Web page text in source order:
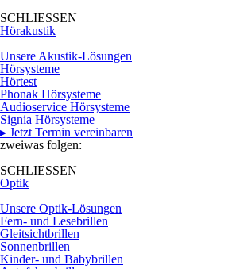
SCHLIESSEN
Hörakustik
Unsere Akustik-Lösungen
Hörsysteme
Hörtest
Phonak Hörsysteme
Audioservice Hörsysteme
Signia Hörsysteme
▸ Jetzt Termin vereinbaren
zweiwas folgen:
SCHLIESSEN
Optik
Unsere Optik-Lösungen
Fern- und Lesebrillen
Gleitsichtbrillen
Sonnenbrillen
Kinder- und Babybrillen